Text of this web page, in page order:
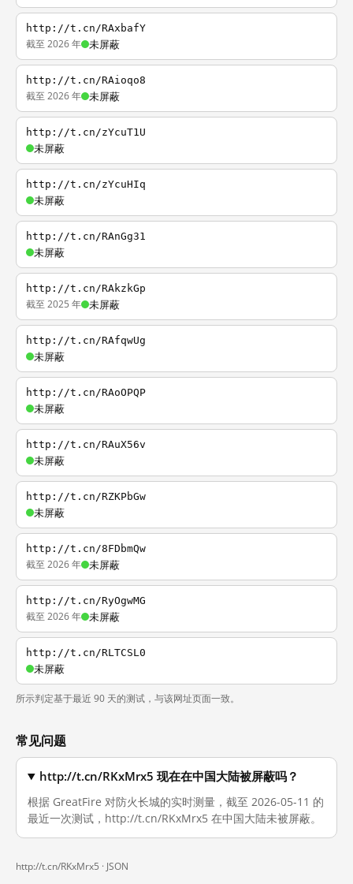
http://t.cn/RAxbafY
截至 2026 年 未屏蔽
http://t.cn/RAioqo8
截至 2026 年 未屏蔽
http://t.cn/zYcuT1U
未屏蔽
http://t.cn/zYcuHIq
未屏蔽
http://t.cn/RAnGg31
未屏蔽
http://t.cn/RAkzkGp
截至 2025 年 未屏蔽
http://t.cn/RAfqwUg
未屏蔽
http://t.cn/RAoOPQP
未屏蔽
http://t.cn/RAuX56v
未屏蔽
http://t.cn/RZKPbGw
未屏蔽
http://t.cn/8FDbmQw
截至 2026 年 未屏蔽
http://t.cn/RyOgwMG
截至 2026 年 未屏蔽
http://t.cn/RLTCSL0
未屏蔽
所示判定基于最近 90 天的测试，与该网址页面一致。
常见问题
http://t.cn/RKxMrx5 现在在中国大陆被屏蔽吗？
根据 GreatFire 对防火长城的实时测量，截至 2026-05-11 的
最近一次测试，http://t.cn/RKxMrx5 在中国大陆未被屏蔽。
http://t.cn/RKxMrx5 · JSON